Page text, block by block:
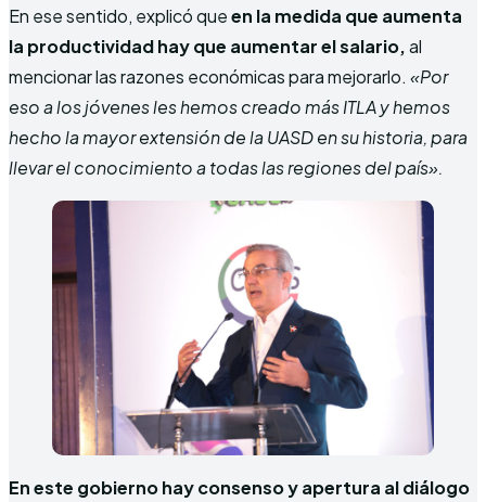
En ese sentido, explicó queen la medida que aumenta
la productividad hay que aumentar el salario,al
mencionar las razones económicas para mejorarlo. «Por
eso a los jóvenes les hemos creado más ITLA y hemos
hecho la mayor extensión de la UASD en su historia, para
llevar el conocimiento a todas las regiones del país».
En este gobierno hay consenso y apertura al diálogo